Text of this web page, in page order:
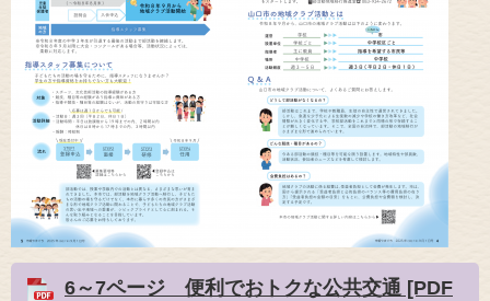
6～7ページ 便利でおトクな公共交通 [PDF